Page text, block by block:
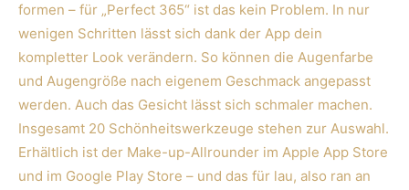
formen – für „Perfect 365“ ist das kein Problem. In nur
wenigen Schritten lässt sich dank der App dein
kompletter Look verändern. So können die Augenfarbe
und Augengröße nach eigenem Geschmack angepasst
werden. Auch das Gesicht lässt sich schmaler machen.
Insgesamt 20 Schönheitswerkzeuge stehen zur Auswahl.
Erhältlich ist der Make-up-Allrounder im Apple App Store
und im Google Play Store – und das für lau, also ran an